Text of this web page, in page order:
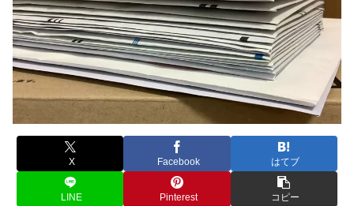
X Facebook はてブ
LINE Pinterest コピー